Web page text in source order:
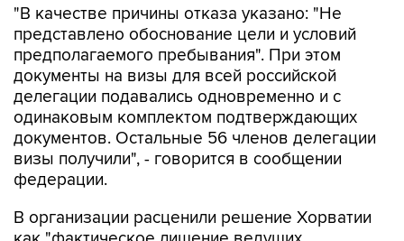
предполагаемого пребывания". При этом
документы на визы для всей российской
делегации подавались одновременно и с
одинаковым комплектом подтверждающих
документов. Остальные 56 членов делегации
визы получили", - говорится в сообщении
федерации.
В организации расценили решение Хорватии
российских спортсменок возможности